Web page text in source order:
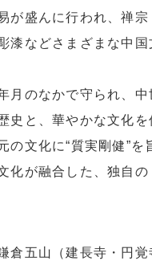
が盛んに行われ、禅宗
漆などさまざまな中国
月のなかで守られ、中
史と、華やかな文化を
の文化に“質実剛健”を
化が融合した、独自の
倉五山（建長寺・円覚